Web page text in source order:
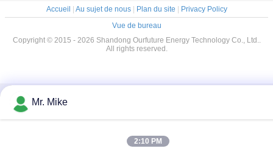
Accueil Au sujet de nous| Plan du site
Privacy Policy
Vue de bureau
Copyright © 2015 - 2026 Shandong Ourfuture Energy Technology Co., Ltd..
All rights reserved.
Mr. Mike
2:10 PM